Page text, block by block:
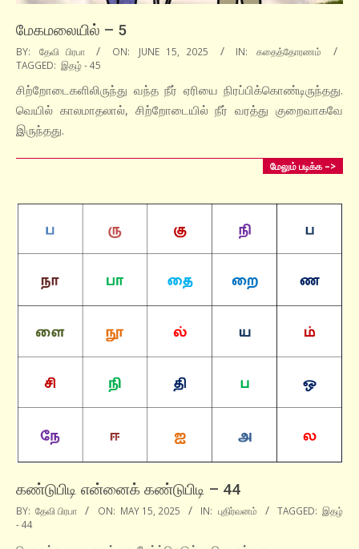
மேகமலையில் – 5
2025-
06-
15
BY: தேவி பிரபா ON: JUNE 15, 2025 IN:
கதைத்தோரணம்
TAGGED: இதழ் - 45
சிற்றோடைகளிலிருந்து வந்த நீர் ஏரியை நிரப்பிக்கொண்டிருந்தது.
வெயில் காலமாதலால், சிற்றோடையில் நீர் வரத்து குறைவாகவே
இருந்தது.
மேலும் படிக்க –>
கண்டுபிடி என்னைக் கண்டுபிடி – 44
2025-
05-
BY: தேவி பிரபா ON: MAY 15, 2025 IN: புதிர்வனம் TAGGED: இதழ்
- 44